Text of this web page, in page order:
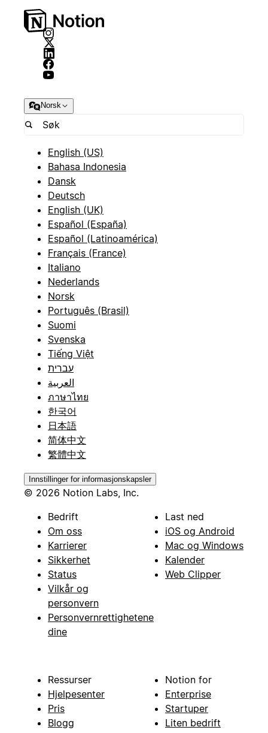
Norsk
English (US)
Bahasa Indonesia
Dansk
Deutsch
English (UK)
Español (España)
Español (Latinoamérica)
Français (France)
Italiano
Nederlands
Norsk
Português (Brasil)
Suomi
Svenska
Tiếng Việt
עברית
العربية
ภาษาไทย
한국어
日本語
简体中文
繁體中文
Innstillinger for informasjonskapsler
© 2026 Notion Labs, Inc.
Bedrift
Om oss
Karrierer
Sikkerhet
Status
Vilkår og
personvern
Personvernrettighetene
dine
Last ned
iOS og Android
Mac og Windows
Kalender
Web Clipper
Ressurser
Hjelpesenter
Pris
Blogg
Notion for
Enterprise
Startuper
Liten bedrift